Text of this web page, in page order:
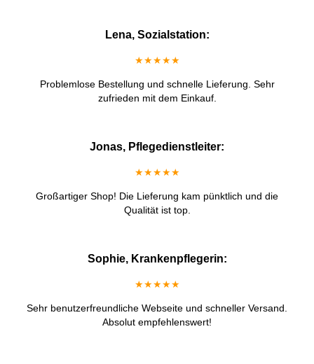
Lena, Sozialstation:
★★★★★
Problemlose Bestellung und schnelle Lieferung. Sehr
zufrieden mit dem Einkauf.
Jonas, Pflegedienstleiter:
★★★★★
Großartiger Shop! Die Lieferung kam pünktlich und die
Qualität ist top.
Sophie, Krankenpflegerin:
★★★★★
Sehr benutzerfreundliche Webseite und schneller Versand.
Absolut empfehlenswert!